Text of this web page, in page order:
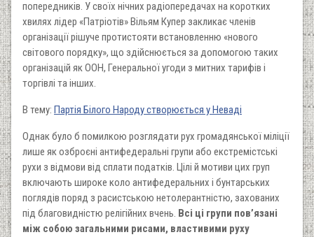
попередників. У своїх нічних радіопередачах на коротких
хвилях лідер «Патріотів» Вільям Купер закликає членів
організації рішуче протистояти встановленню «нового
світового порядку», що здійснюється за допомогою таких
організацій як ООН, Генеральної угоди з митних тарифів і
торгівлі та інших.
В тему: Партія Білого Народу створюється у Неваді
Однак було б помилкою розглядати рух громадянської міліції
лише як озброєні антифедеральні групи або екстремістські
рухи з відмови від сплати податків. Цілі й мотиви цих груп
включають широке коло антифедеральних і бунтарських
поглядів поряд з расистською нетолерантністю, захованих
під благовидністю релігійних вчень. Всі ці групи пов’язані
між собою загальними рисами, властивими руху